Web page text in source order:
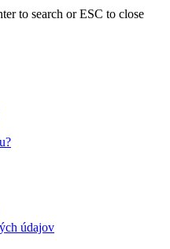
to search or ESC to close
údajov